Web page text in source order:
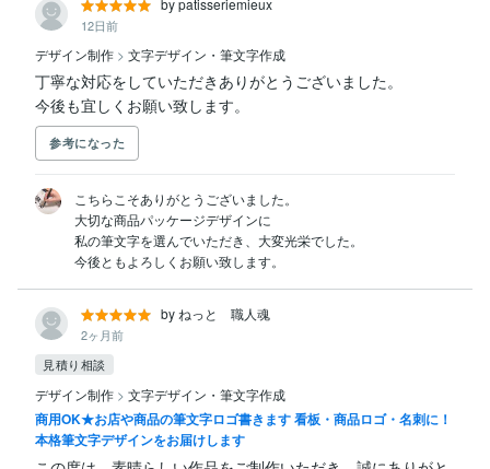
by patisseriemieux
12日前
デザイン制作 > 文字デザイン・筆文字作成
丁寧な対応をしていただきありがとうございました。
今後も宜しくお願い致します。
参考になった
こちらこそありがとうございました。
大切な商品パッケージデザインに
私の筆文字を選んでいただき、大変光栄でした。
今後ともよろしくお願い致します。
by ねっと 職人魂
2ヶ月前
見積り相談
デザイン制作 > 文字デザイン・筆文字作成
商用OK★お店や商品の筆文字ロゴ書きます 看板・商品ロゴ・名刺に！
本格筆文字デザインをお届けします